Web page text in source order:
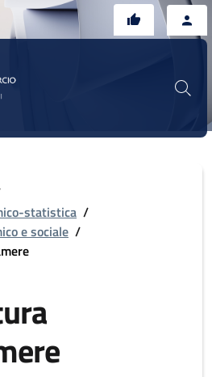
statistica /
e sociale /